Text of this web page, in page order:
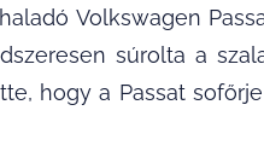
Volkswagen
súrolta a
hogy a Passat